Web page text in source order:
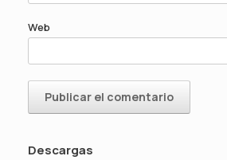
Web
Descargas